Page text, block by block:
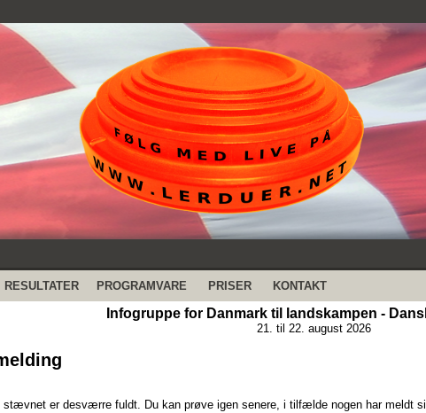
RESULTATER PROGRAMVARE PRISER KONTAKT
Infogruppe for Danmark til landskampen -
21. til 22. august 2026
stævnet er desværre fuldt. Du kan prøve igen senere, i tilfælde nogen har meldt